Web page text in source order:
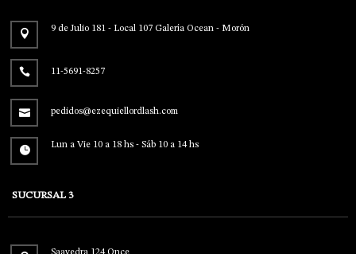
9 de Julio 181 - Local 107 Galería Ocean - Morón
11-5691-8257
pedidos@ezequiellordlash.com
Lun a Vie 10 a 18 hs - Sáb 10 a 14 hs
SUCURSAL 3